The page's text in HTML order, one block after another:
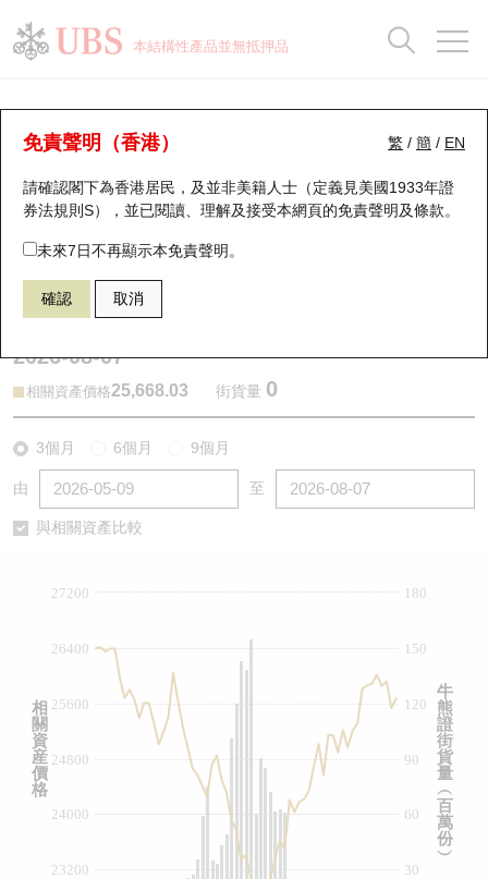
本結構性產品並無抵押品
繁 / 簡 / EN
免責聲明（香港）
請確認閣下為香港居民，及並非美籍人士（定義見美國1933年證
券法規則S），並已閱讀、理解及接受本網頁的免責聲明及條款。
未來7日不再顯示本免責聲明。
確認 取消
牛熊證分析儀
表現 街貨統計 比較
69935 瑞銀牛證 HSI 恒生指數
2026-08-07
相關資產價格25,668.03 街貨量 0
3個月 6個月 9個月
由 至
與相關資產比較
120
30
60
90
150
180
24000
23200
24800
25600
26400
27200
牛
熊
證
街
貨
量
︵
百
萬
份
︶
相
關
資
産
價
格
瑞銀認股證一覽
新發行瑞銀認股證
即將到期認股證
認股證到期結算價查詢
認股證分析儀
認股證/牛熊證日誌
街貨統計
比較
牛熊全景快搜
牛熊證搜尋
牛熊證街貨分佈圖
正股牛熊證列表
新發行瑞銀牛熊證
牛熊證到期結算價查詢
牛熊證文件及公告
牛熊證文件及公告 (瑞信)
街貨統計
比較
十大升幅/跌幅
十大認股證成交分佈
十天股證佔大市成交
資金流
街貨統計
正股分析儀
二十大活躍股份
恒指成份股
國指成份股
科指成份股
中資ETFs溢價比較
收市競價變化
持股比重
顯示所有持股比重
每月輪證大市專題
輪證專欄
講座及教育短片
認股證投資者教育
牛熊證投資者教育